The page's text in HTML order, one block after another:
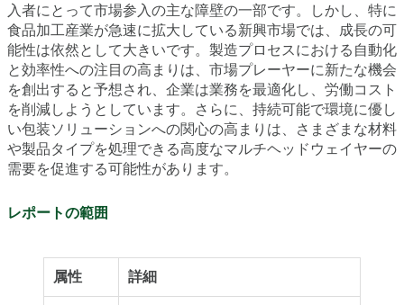
入者にとって市場参入の主な障壁の一部です。しかし、特に
食品加工産業が急速に拡大している新興市場では、成長の可
能性は依然として大きいです。製造プロセスにおける自動化
と効率性への注目の高まりは、市場プレーヤーに新たな機会
を創出すると予想され、企業は業務を最適化し、労働コスト
を削減しようとしています。さらに、持続可能で環境に優し
い包装ソリューションへの関心の高まりは、さまざまな材料
や製品タイプを処理できる高度なマルチヘッドウェイヤーの
需要を促進する可能性があります。
レポートの範囲
属性 詳細